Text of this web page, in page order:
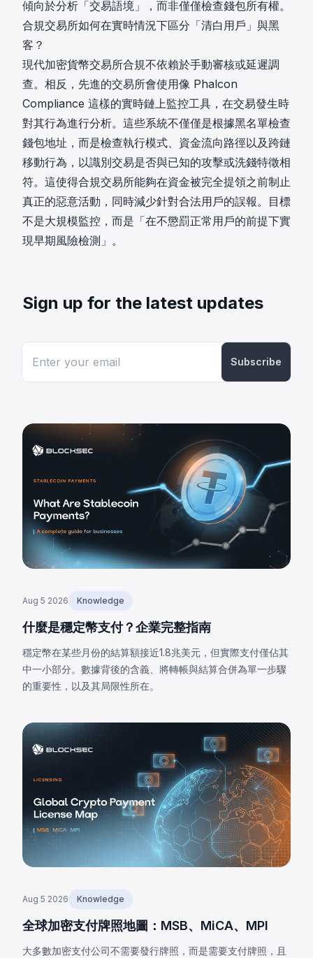
傾向於分析「交易語境」，而非僅僅檢查錢包所有權。
合規交易所如何在實時情況下區分「清白用戶」與黑
客？
現代加密貨幣交易所合規不依賴於手動審核或延遲調
查。相反，先進的交易所會使用像 Phalcon
Compliance 這樣的實時鏈上監控工具，在交易發生時
對其行為進行分析。這些系統不僅僅是根據黑名單檢查
錢包地址，而是檢查執行模式、資金流向路徑以及跨鏈
移動行為，以識別交易是否與已知的攻擊或洗錢特徵相
符。這使得合規交易所能夠在資金被完全提領之前制止
真正的惡意活動，同時減少針對合法用戶的誤報。目標
不是大規模監控，而是「在不懲罰正常用戶的前提下實
現早期風險檢測」。
Sign up for the latest updates
Subscribe
Aug 5 2026 Knowledge
什麼是穩定幣支付？企業完整指南
穩定幣在某些月份的結算額接近1.8兆美元，但實際支付僅佔其
中一小部分。數據背後的含義、將轉帳與結算合併為單一步驟
的重要性，以及其局限性所在。
Aug 5 2026 Knowledge
全球加密支付牌照地圖：MSB、MiCA、MPI
大多數加密支付公司不需要發行牌照，而是需要支付牌照，且